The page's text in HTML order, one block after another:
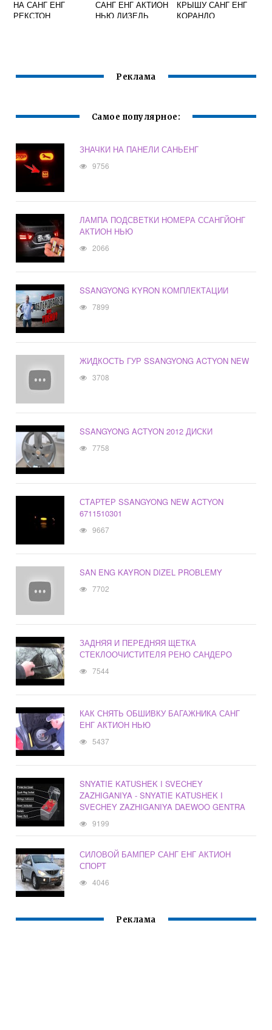
НА САНГ ЕНГ
РЕКСТОН
САНГ ЕНГ АКТИОН
НЬЮ ДИЗЕЛЬ
КРЫШУ САНГ ЕНГ
КОРАНДО
Реклама
Самое популярное:
ЗНАЧКИ НА ПАНЕЛИ САНЬЕНГ
9756
ЛАМПА ПОДСВЕТКИ НОМЕРА ССАНГЙОНГ
АКТИОН НЬЮ
2066
SSANGYONG KYRON КОМПЛЕКТАЦИИ
7899
ЖИДКОСТЬ ГУР SSANGYONG ACTYON NEW
3708
SSANGYONG ACTYON 2012 ДИСКИ
7758
СТАРТЕР SSANGYONG NEW ACTYON
6711510301
9667
SAN ENG KAYRON DIZEL PROBLEMY
7702
ЗАДНЯЯ И ПЕРЕДНЯЯ ЩЕТКА
СТЕКЛООЧИСТИТЕЛЯ РЕНО САНДЕРО
7544
КАК СНЯТЬ ОБШИВКУ БАГАЖНИКА САНГ
ЕНГ АКТИОН НЬЮ
5437
SNYATIE KATUSHEK I SVECHEY
ZAZHIGANIYA - SNYATIE KATUSHEK I
SVECHEY ZAZHIGANIYA DAEWOO GENTRA
9199
СИЛОВОЙ БАМПЕР САНГ ЕНГ АКТИОН
СПОРТ
4046
Реклама